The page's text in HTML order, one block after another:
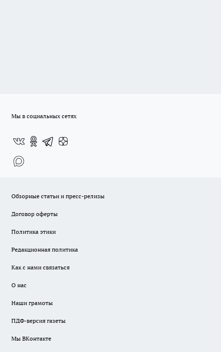
Мы в социальных сетях
Обзорные статьи и пресс-релизы
Договор оферты
Политика этики
Редакционная политика
Как с нами связаться
О нас
Наши грамоты
ПДФ-версия газеты
Мы ВКонтакте